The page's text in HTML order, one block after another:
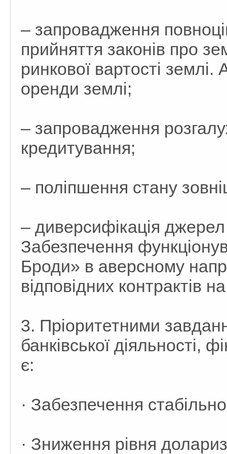
– запровадження
прийняття законів про
ринкової вартості землі.
оренди землі;
– запровадження
кредитування;
– поліпшення стану
– диверсифікація
Забезпечення
Броди» в аверсному
відповідних контрактів
3. Пріоритетними
банківської діяльності,
є:
· Забезпечення
· Зниження рівня